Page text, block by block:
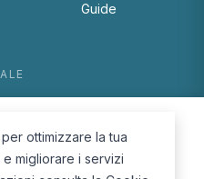
Guide
Policyottimizzare la tua
migliorare i servizi